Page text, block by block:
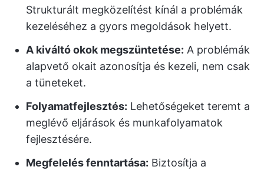
Strukturált megközelítést kínál a problémák
kezeléséhez a gyors megoldások helyett.
A kiváltó okok megszüntetése: A problémák
alapvető okait azonosítja és kezeli, nem csak
a tüneteket.
Folyamatfejlesztés: Lehetőségeket teremt a
meglévő eljárások és munkafolyamatok
fejlesztésére.
Megfelelés fenntartása: Biztosítja a